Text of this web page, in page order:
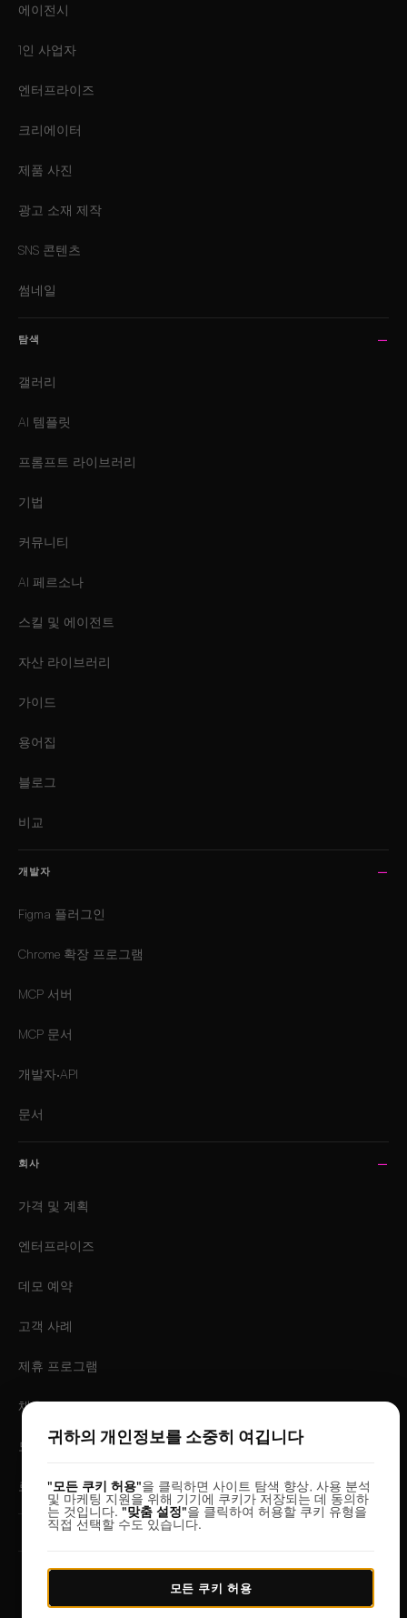
에이전시
1인 사업자
엔터프라이즈
크리에이터
제품 사진
광고 소재 제작
SNS 콘텐츠
썸네일
탐색
갤러리
AI 템플릿
프롬프트 라이브러리
기법
커뮤니티
AI 페르소나
스킬 및 에이전트
자산 라이브러리
가이드
용어집
블로그
비교
개발자
Figma 플러그인
Chrome 확장 프로그램
MCP 서버
MCP 문서
개발자·API
문서
회사
가격 및 계획
엔터프라이즈
데모 예약
고객 사례
제휴 프로그램
채용
모바일 앱
로그인
LoadFocus, FocusBox
이용약관개인 정보 보호 정책데이터 보호쿠키 설정
귀하의 개인정보를 소중히 여깁니다
"모든 쿠키 허용"을 클릭하면 사이트 탐색 향상, 사용 분석
및 마케팅 지원을 위해 기기에 쿠키가 저장되는 데 동의하
는 것입니다. "맞춤 설정"을 클릭하여 허용할 쿠키 유형을
직접 선택할 수도 있습니다.
모든 쿠키 허용